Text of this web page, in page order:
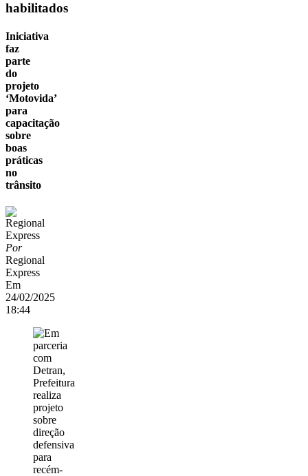
habilitados
Iniciativa
faz
parte
do
projeto
‘Motovida’
para
capacitação
sobre
boas
práticas
no
trânsito
Por
Regional
Express
Em
24/02/2025
18:44